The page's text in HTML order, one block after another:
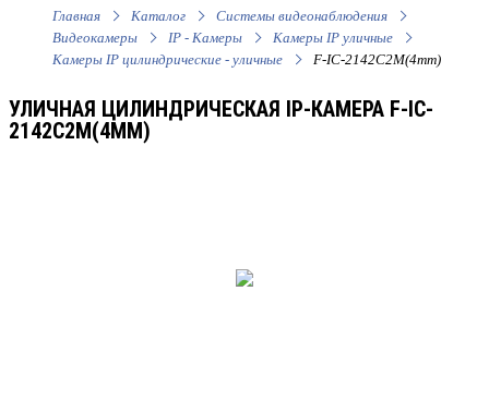
Главная Каталог
Системы видеонаблюдения
Видеокамеры
IP - Камеры
Камеры IP уличные
Камеры IP цилиндрические - уличные
F-IC-2142C2M(4mm)
УЛИЧНАЯ ЦИЛИНДРИЧЕСКАЯ IP-КАМЕРА F-IC-
2142C2M(4MM)